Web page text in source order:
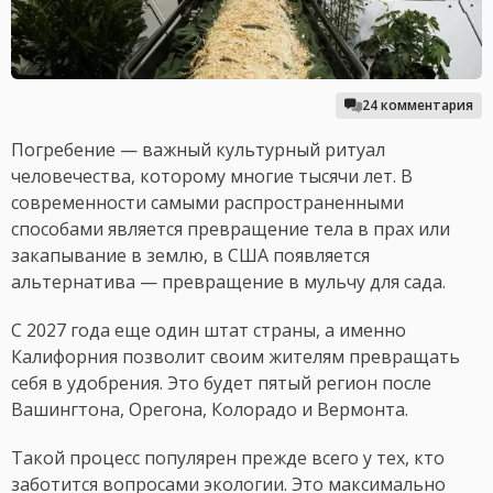
24 комментария
Погребение — важный культурный ритуал
человечества, которому многие тысячи лет. В
современности самыми распространенными
способами является превращение тела в прах или
закапывание в землю, в США появляется
альтернатива — превращение в мульчу для сада.
С 2027 года еще один штат страны, а именно
Калифорния позволит своим жителям превращать
себя в удобрения. Это будет пятый регион после
Вашингтона, Орегона, Колорадо и Вермонта.
Такой процесс популярен прежде всего у тех, кто
заботится вопросами экологии. Это максимально